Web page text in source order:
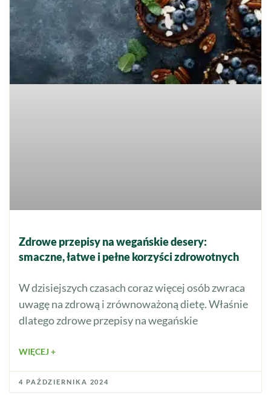
Zdrowe przepisy na wegańskie desery:
smaczne, łatwe i pełne korzyści zdrowotnych
W dzisiejszych czasach coraz więcej osób zwraca
uwagę na zdrową i zrównoważoną dietę. Właśnie
dlatego zdrowe przepisy na wegańskie
WIĘCEJ +
4 PAŹDZIERNIKA 2024